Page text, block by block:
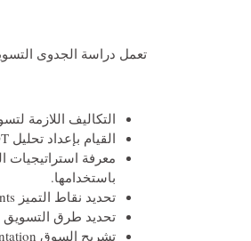
تعمل دراسة الجدوى
التكاليف اللازمة
القيام بإعداد تحليل SWOT للسوق وتحديد نقاط القوة ونقاط الضعف وتحديد الفرص والتهديدات.
معرفة استراتيجيات
باستخدامها.
تحديد نقاط التميز Unique selling points في المنتجات أو الخدمات وذلك حتى تتميز عن نظائرها لدى المنافسين.
تحديد طرق التسويق